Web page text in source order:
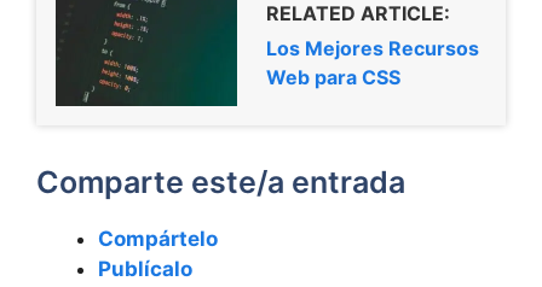
RELATED ARTICLE:
Los Mejores Recursos
Web para CSS
Comparte este/a entrada
Compártelo
Publícalo